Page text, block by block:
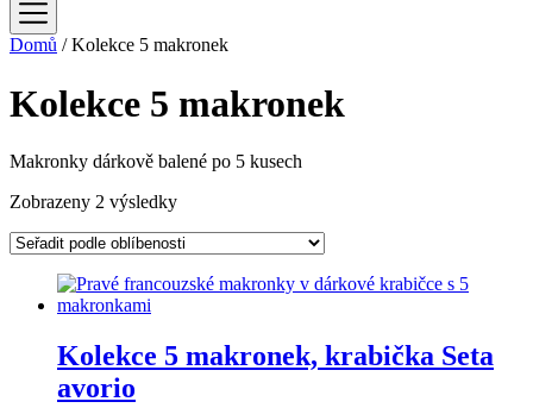
Domů / Kolekce 5 makronek
Kolekce 5 makronek
Makronky dárkově balené po 5 kusech
Zobrazeny 2 výsledkySeřazeno
oblíbenosti
Kolekce 5 makronek, krabička Seta
avorio